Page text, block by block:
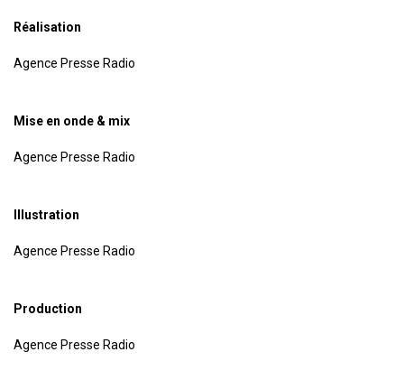
Réalisation
Agence Presse Radio
Mise en onde & mix
Agence Presse Radio
Illustration
Agence Presse Radio
Production
Agence Presse Radio